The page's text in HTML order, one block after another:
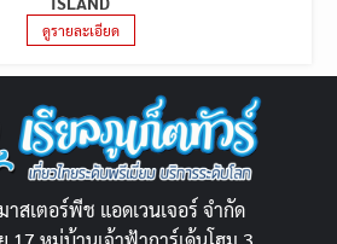
ดูรายละเอียด
สเตอร์พีช แอดเวนเจอร์ จำกัด